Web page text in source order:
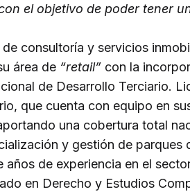
el objetivo de poder tener
de consultoría y servicios
área de “retail” con la
de Desarrollo Terciario.
que cuenta con equipo en
una cobertura total
y gestión de parques
años de experiencia en el
en Derecho y Estudios